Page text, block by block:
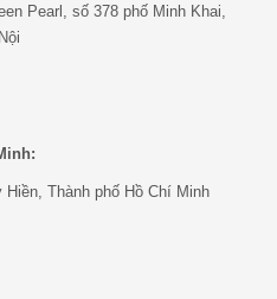
Pearl, số 378 phố Minh Khai,
Thành phố Hồ Chí Minh